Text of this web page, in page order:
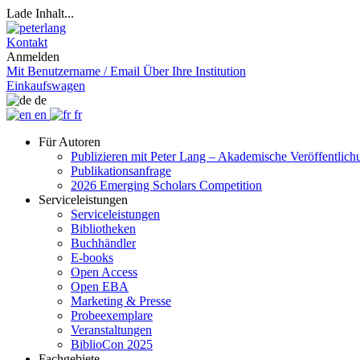
Lade Inhalt...
Kontakt
Anmelden
Mit Benutzername / Email Über Ihre Institution
Einkaufswagen
de
en
fr
Für Autoren
Publizieren mit Peter Lang – Akademische
Publikationsanfrage
2026 Emerging Scholars Competition
Serviceleistungen
Serviceleistungen
Bibliotheken
Buchhändler
E-books
Open Access
Open EBA
Marketing & Presse
Probeexemplare
Veranstaltungen
BiblioCon 2025